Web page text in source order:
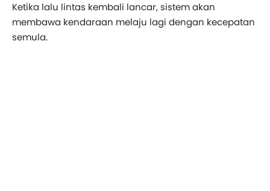
Ketika lalu lintas kembali lancar, sistem akan
membawa kendaraan melaju lagi dengan kecepatan
semula.